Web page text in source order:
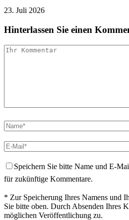
23. Juli 2026
Hinterlassen Sie einen
Speichern Sie bitte Name und E-
für zukünftige Kommentare.
* Zur Speicherung Ihres Namens und
Sie bitte oben. Durch Absenden Ihres
möglichen Veröffentlichung zu.